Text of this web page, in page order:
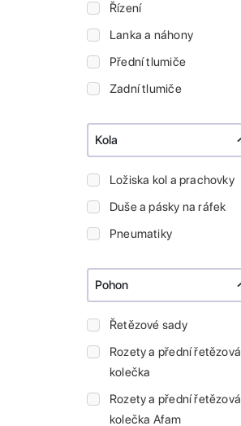
Řízení
Lanka a náhony
Přední tlumiče
Zadní tlumiče
Kola
Ložiska kol a prachovky
Duše a pásky na ráfek
Pneumatiky
Pohon
Řetězové sady
Rozety a přední řetězová
kolečka
Rozety a přední řetězová
kolečka Afam